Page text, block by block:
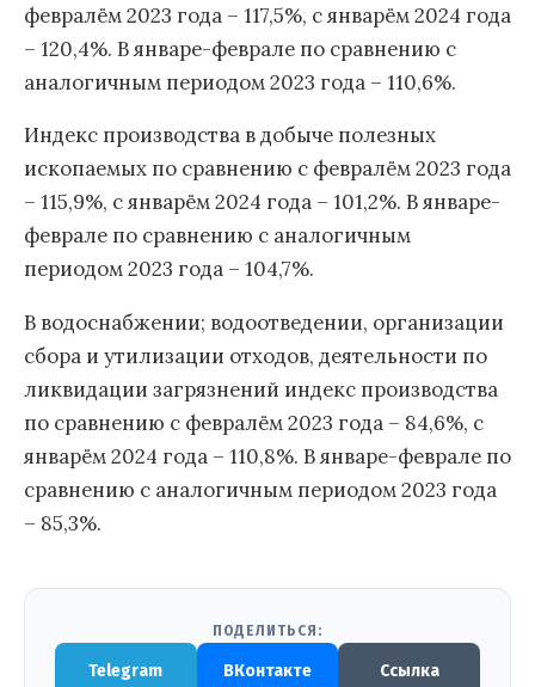
февралём 2023 года – 117,5%, с январём 2024 года
– 120,4%. В январе-феврале по сравнению с
аналогичным периодом 2023 года – 110,6%.
Индекс производства в добыче полезных
ископаемых по сравнению с февралём 2023 года
– 115,9%, с январём 2024 года – 101,2%. В январе-
феврале по сравнению с аналогичным
периодом 2023 года – 104,7%.
В водоснабжении; водоотведении, организации
сбора и утилизации отходов, деятельности по
ликвидации загрязнений индекс производства
по сравнению с февралём 2023 года – 84,6%, с
январём 2024 года – 110,8%. В январе-феврале по
сравнению с аналогичным периодом 2023 года
– 85,3%.
ПОДЕЛИТЬСЯ:
Telegram ВКонтакте Ссылка